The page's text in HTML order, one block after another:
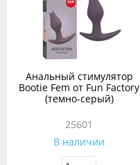
Анальный стимулятор
Bootie Fem от Fun Factory
(темно-серый)
25601
В наличии